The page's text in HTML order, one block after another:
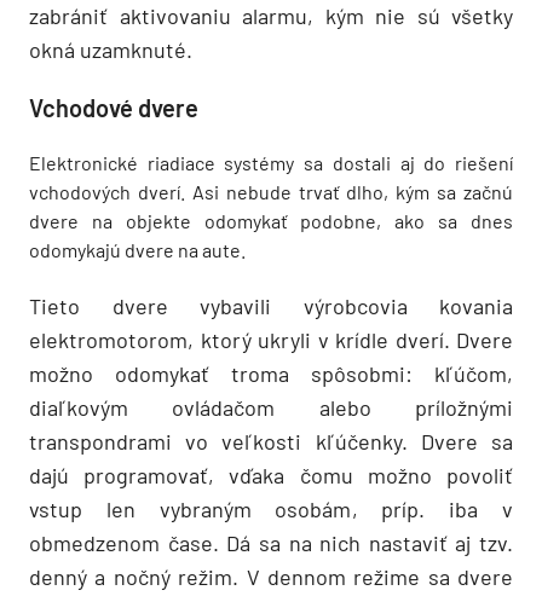
zabrániť aktivovaniu alarmu, kým nie sú všetky
okná uzamknuté.
Vchodové dvere
Elektronické riadiace systémy sa dostali aj do riešení
vchodových dverí. Asi nebude trvať dlho, kým sa začnú
dvere na objekte odomykať podobne, ako sa dnes
odomykajú dvere na aute.
Tieto dvere vybavili výrobcovia kovania
elektromotorom, ktorý ukryli v krídle dverí. Dvere
možno odomykať troma spôsobmi: kľúčom,
diaľkovým ovládačom alebo príložnými
transpondrami vo veľkosti kľúčenky. Dvere sa
dajú programovať, vďaka čomu možno povoliť
vstup len vybraným osobám, príp. iba v
obmedzenom čase. Dá sa na nich nastaviť aj tzv.
denný a nočný režim. V dennom režime sa dvere